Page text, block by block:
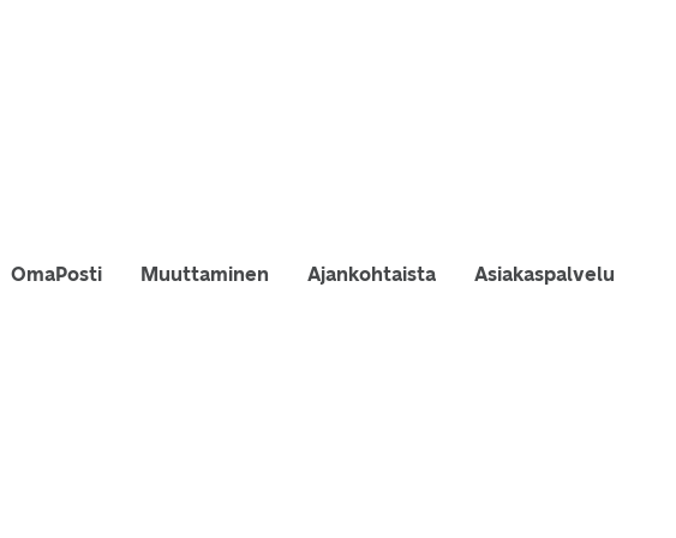
OmaPosti Muuttaminen Ajankohtaista Asiakaspalvelu